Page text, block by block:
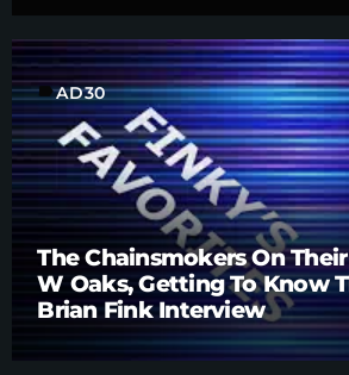
labelAD30
The Chainsmokers On
W Oaks, Getting To Know
Brian Fink Interview